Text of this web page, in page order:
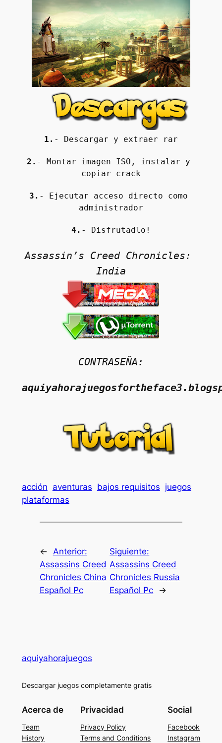
1. - Descargar y extraer rar
2. - Montar imagen ISO, instalar y
copiar crack
3. - Ejecutar acceso directo como
administrador
4. - Disfrutadlo!
Assassin’s Creed Chronicles:
India
CONTRASEÑA:
acción aventuras bajos requisitos juegos
plataformas
←
Anterior:
Assassins Creed
Chronicles China
Español Pc
Siguiente:
Assassins Creed
Chronicles Russia
Español Pc
→
aquiyahorajuegos
Descargar juegos completamente gratis
Acerca de
Team
History
Privacidad
Privacy Policy
Terms and Conditions
Social
Facebook
Instagram